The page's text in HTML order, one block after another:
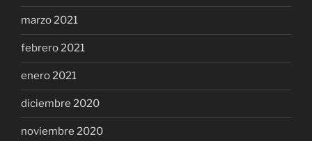
marzo 2021
febrero 2021
enero 2021
diciembre 2020
noviembre 2020